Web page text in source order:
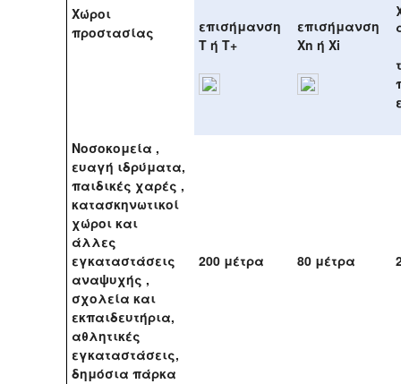
Χώροι
προστασίας
επισήμανση
Τ ή Τ+
επισήμανση
Xn ή Xi
Νοσοκομεία ,
ευαγή ιδρύματα,
παιδικές χαρές ,
κατασκηνωτικοί
χώροι και
άλλες
εγκαταστάσεις
αναψυχής ,
σχολεία και
εκπαιδευτήρια,
αθλητικές
εγκαταστάσεις,
δημόσια πάρκα
200 μέτρα 80 μέτρα